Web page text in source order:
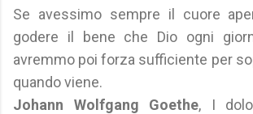
Se avessimo sempre il cuore
godere il bene che Dio ogni
avremmo poi forza sufficiente per
quando viene.
Johann Wolfgang Goethe, I